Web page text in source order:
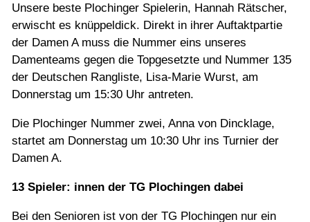
Unsere beste Plochinger Spielerin, Hannah Rätscher,
erwischt es knüppeldick. Direkt in ihrer Auftaktpartie
der Damen A muss die Nummer eins unseres
Damenteams gegen die Topgesetzte und Nummer 135
der Deutschen Rangliste, Lisa-Marie Wurst, am
Donnerstag um 15:30 Uhr antreten.
Die Plochinger Nummer zwei, Anna von Dincklage,
startet am Donnerstag um 10:30 Uhr ins Turnier der
Damen A.
13 Spieler: innen der TG Plochingen dabei
Bei den Senioren ist von der TG Plochingen nur ein